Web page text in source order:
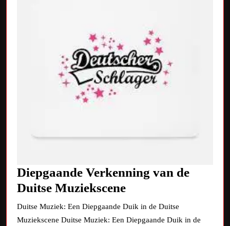
Diepgaande Verkenning van de
Duitse MuzieksceneDiepgaande
Verkenning
van
Duitse Muziek: Een Diepgaande Duik in de Duitse
Muziekscene Duitse Muziek: Een Diepgaande Duik in de